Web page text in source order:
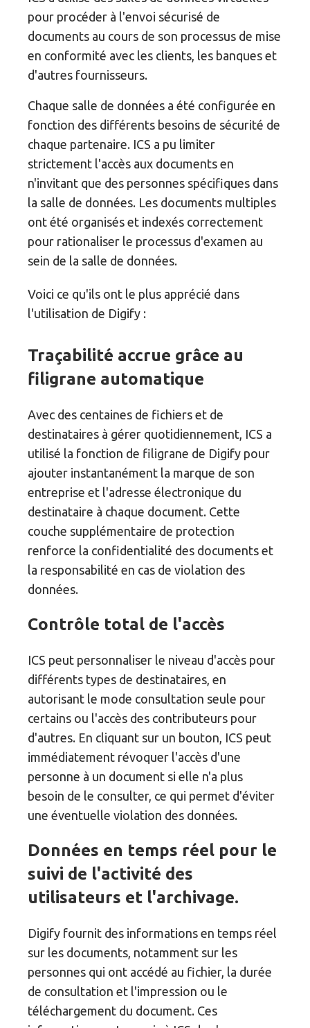
pour procéder à l'envoi sécurisé de
documents au cours de son processus de mise
en conformité avec les clients, les banques et
d'autres fournisseurs.
Chaque salle de données a été configurée en
fonction des différents besoins de sécurité de
chaque partenaire. ICS a pu limiter
strictement l'accès aux documents en
n'invitant que des personnes spécifiques dans
la salle de données. Les documents multiples
ont été organisés et indexés correctement
pour rationaliser le processus d'examen au
sein de la salle de données.
Voici ce qu'ils ont le plus apprécié dans
l'utilisation de Digify :
Traçabilité accrue grâce au
filigrane automatique
Avec des centaines de fichiers et de
destinataires à gérer quotidiennement, ICS a
utilisé la fonction de filigrane de Digify pour
ajouter instantanément la marque de son
entreprise et l'adresse électronique du
destinataire à chaque document. Cette
couche supplémentaire de protection
renforce la confidentialité des documents et
la responsabilité en cas de violation des
données.
Contrôle total de l'accès
ICS peut personnaliser le niveau d'accès pour
différents types de destinataires, en
autorisant le mode consultation seule pour
certains ou l'accès des contributeurs pour
d'autres. En cliquant sur un bouton, ICS peut
immédiatement révoquer l'accès d'une
personne à un document si elle n'a plus
besoin de le consulter, ce qui permet d'éviter
une éventuelle violation des données.
Données en temps réel pour le
suivi de l'activité des
utilisateurs et l'archivage.
Digify fournit des informations en temps réel
sur les documents, notamment sur les
personnes qui ont accédé au fichier, la durée
de consultation et l'impression ou le
téléchargement du document. Ces